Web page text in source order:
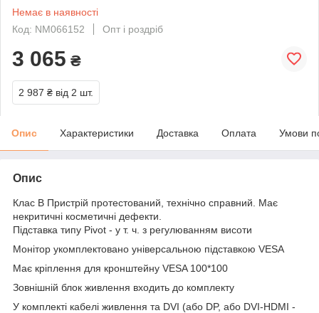
Немає в наявності
Код: NM066152
Опт і роздріб
3 065 ₴
2 987 ₴ від 2 шт.
Опис Характеристики Доставка Оплата Умови
Опис
Клас B Пристрій протестований, технічно справний. Має
некритичні косметичні дефекти.
Підставка типу Pivot - у т. ч. з регулюванням висоти
Монітор укомплектовано універсальною підставкою VESA
Має кріплення для кронштейну VESA 100*100
Зовнішній блок живлення входить до комплекту
У комплекті кабелі живлення та DVI (або DP, або DVI-HDMI -